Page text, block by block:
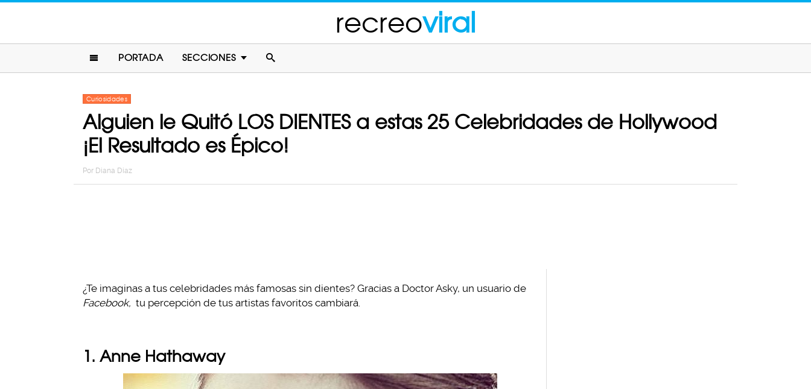
recreoviral
PORTADA SECCIONES
Curiosidades
Alguien le Quitó LOS DIENTES a estas 25 Celebridades de Hollywood
¡El Resultado es Épico!
Por Diana Diaz
¿Te imaginas a tus celebridades más famosas sin dientes? Gracias a Doctor Asky, un usuario de
Facebook, tu percepción de tus artistas favoritos cambiará.
1. Anne Hathaway